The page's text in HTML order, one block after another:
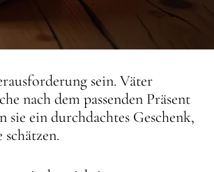
sein. Väter
nach dem passenden Präsent
sie ein durchdachtes Geschenk,